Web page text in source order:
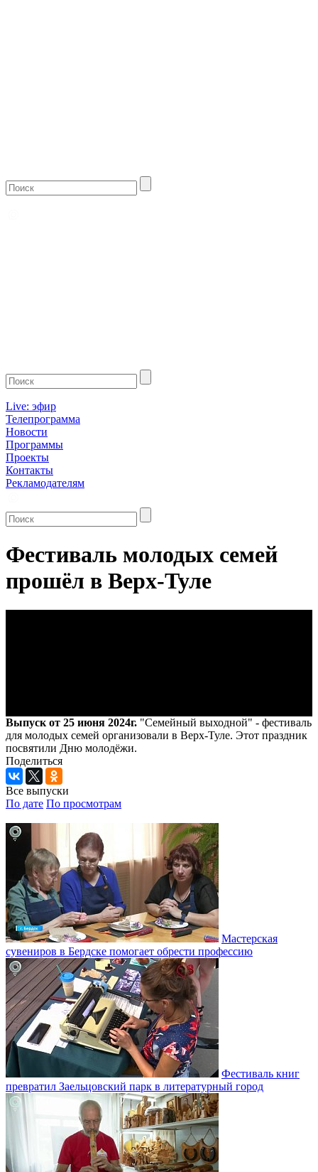
Live: эфир
Телепрограмма
Новости
Программы
Проекты
Контакты
Рекламодателям
Фестиваль молодых семей
прошёл в Верх-Туле
Выпуск от 25 июня 2024г. "Семейный выходной" - фестиваль
для молодых семей организовали в Верх-Туле. Этот праздник
посвятили Дню молодёжи.
Поделиться
Все выпуски
По дате По просмотрам
Мастерская
сувениров в Бердске помогает обрести профессию
Фестиваль книг
превратил Заельцовский парк в литературный город